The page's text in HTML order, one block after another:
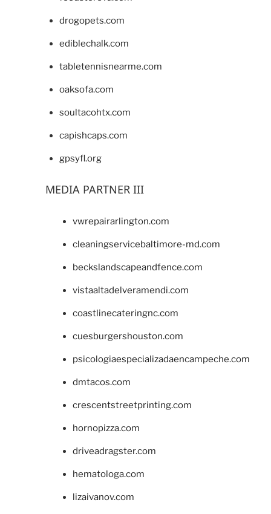
drogopets.com
ediblechalk.com
tabletennisnearme.com
oaksofa.com
soultacohtx.com
capishcaps.com
gpsyfl.org
MEDIA PARTNER III
vwrepairarlington.com
cleaningservicebaltimore-md.com
beckslandscapeandfence.com
vistaaltadelveramendi.com
coastlinecateringnc.com
cuesburgershouston.com
psicologiaespecializadaencampeche.com
dmtacos.com
crescentstreetprinting.com
hornopizza.com
driveadragster.com
hematologa.com
lizaivanov.com